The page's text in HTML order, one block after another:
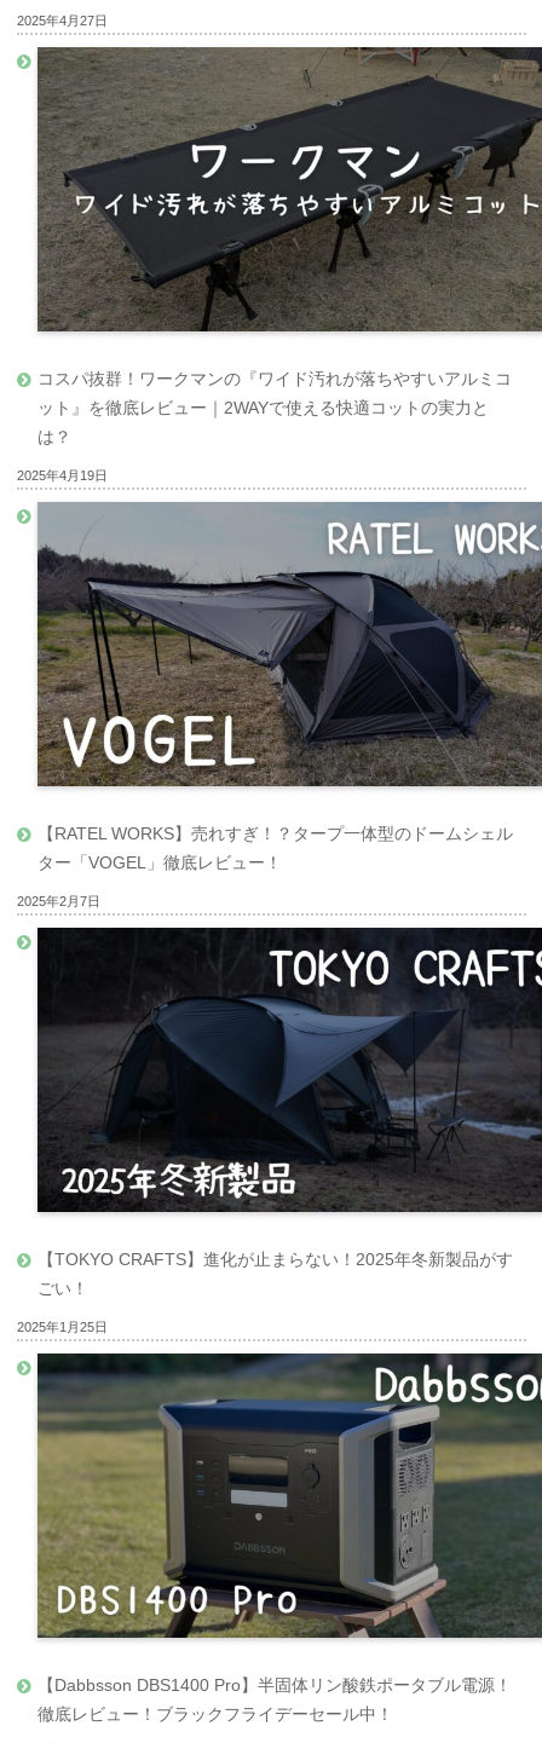
2025年4月27日
コスパ抜群！ワークマンの『ワイド汚れが落ちやすいアルミコ
ット』を徹底レビュー｜2WAYで使える快適コットの実力と
は？
2025年4月19日
【RATEL WORKS】売れすぎ！？タープ一体型のドームシェル
ター「VOGEL」徹底レビュー！
2025年2月7日
【TOKYO CRAFTS】進化が止まらない！2025年冬新製品がす
ごい！
2025年1月25日
【Dabbsson DBS1400 Pro】半固体リン酸鉄ポータブル電源！
徹底レビュー！ブラックフライデーセール中！